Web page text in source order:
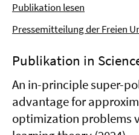
Publikation lesen
Pressemitteilung der Freien
Publikation in
An in-principle super-
advantage for
optimization problems